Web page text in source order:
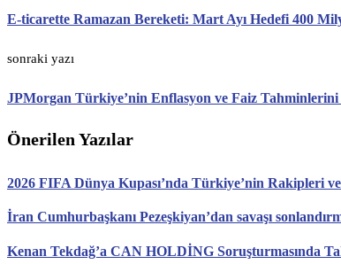
E-ticarette Ramazan Bereketi: Mart Ayı Hedefi 400
sonraki yazı
JPMorgan Türkiye’nin Enflasyon ve Faiz
Önerilen Yazılar
2026 FIFA Dünya Kupası’nda Türkiye’nin Rakipleri
İran Cumhurbaşkanı Pezeşkiyan’dan savaşı
Kenan Tekdağ’a CAN HOLDİNG Soruşturmasında